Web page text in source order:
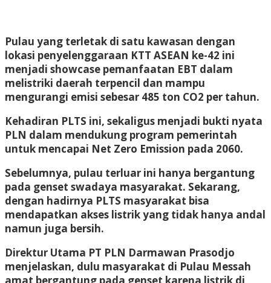
Pulau yang terletak di satu kawasan dengan
lokasi penyelenggaraan KTT ASEAN ke-42 ini
menjadi showcase pemanfaatan EBT dalam
melistriki daerah terpencil dan mampu
mengurangi emisi sebesar 485 ton CO2 per tahun.
Kehadiran PLTS ini, sekaligus menjadi bukti nyata
PLN dalam mendukung program pemerintah
untuk mencapai Net Zero Emission pada 2060.
Sebelumnya, pulau terluar ini hanya bergantung
pada genset swadaya masyarakat. Sekarang,
dengan hadirnya PLTS masyarakat bisa
mendapatkan akses listrik yang tidak hanya andal
namun juga bersih.
Direktur Utama PT PLN Darmawan Prasodjo
menjelaskan, dulu masyarakat di Pulau Messah
amat bergantung pada genset karena listrik di